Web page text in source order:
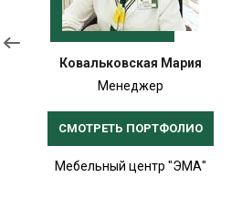
Ковальковская Мария
Менеджер
СМОТРЕТЬ ПОРТФОЛИО
Мебельный центр "ЭМА"